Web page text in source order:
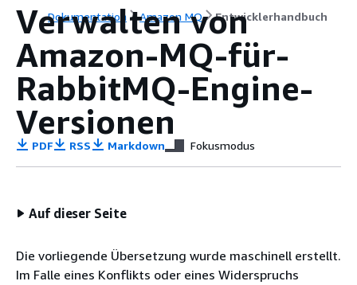
Dokumentation Amazon MQ Entwicklerhandbuch
Verwalten von
Amazon-MQ-für-
RabbitMQ-Engine-
Versionen
PDF RSS Markdown Fokusmodus
Auf dieser Seite
Die vorliegende Übersetzung wurde maschinell erstellt.
Im Falle eines Konflikts oder eines Widerspruchs